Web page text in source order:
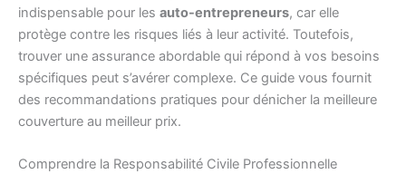
indispensable pour les auto-entrepreneurs, car elle
protège contre les risques liés à leur activité. Toutefois,
trouver une assurance abordable qui répond à vos besoins
spécifiques peut s’avérer complexe. Ce guide vous fournit
des recommandations pratiques pour dénicher la meilleure
couverture au meilleur prix.
Comprendre la Responsabilité Civile Professionnelle